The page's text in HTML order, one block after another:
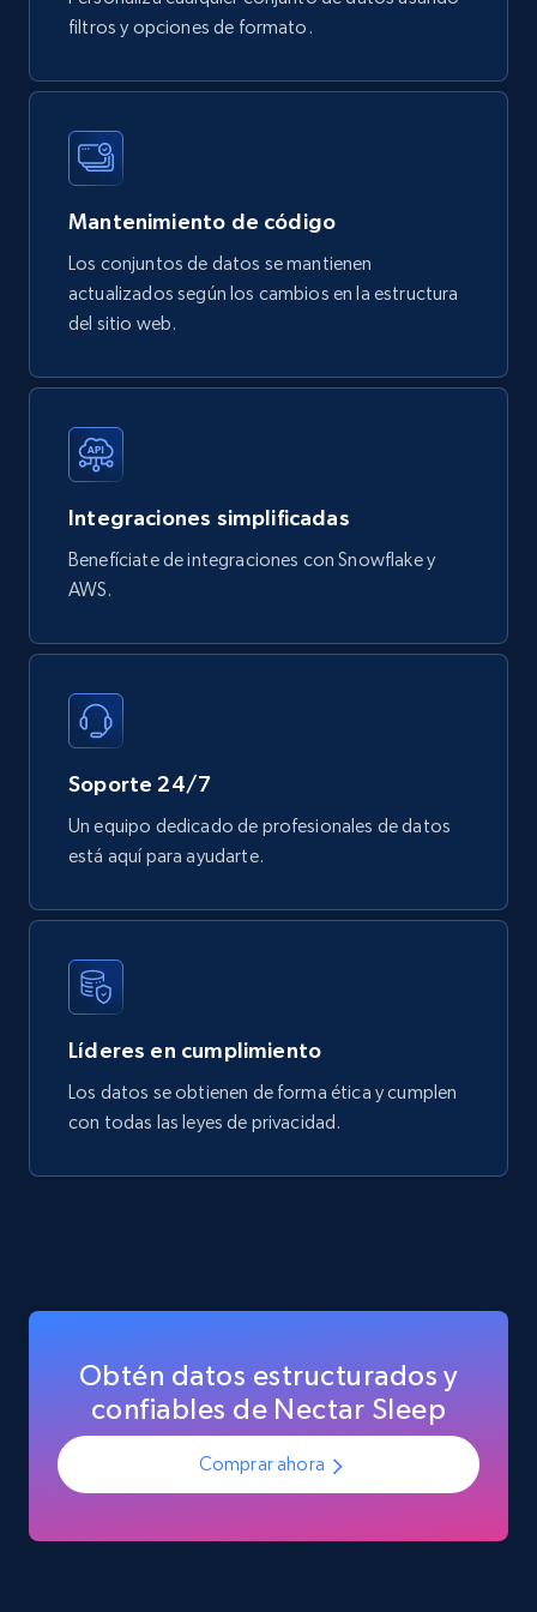
eCommerce
Google Play Store reviews
URL, Review id, Reviewer name, Review date,
Review rating, Review, Found helpful, App url, and
more.
740+
Mouser - Products
Product url, Category url, Mouser part num, Mfr
Manufacturer url, and more.
eCommerce
719+ 91+
filtros y opciones de formato.
Mantenimiento de código
Los conjuntos de datos se mantienen
actualizados según los cambios en la estructura
del sitio web.
Integraciones simplificadas
Benefíciate de integraciones con Snowflake y
AWS.
Soporte 24/7
Un equipo dedicado de profesionales de datos
está aquí para ayudarte.
Líderes en cumplimiento
Los datos se obtienen de forma ética y cumplen
con todas las leyes de privacidad.
Obtén datos estructurados y
confiables de Nectar Sleep
Comprar ahora